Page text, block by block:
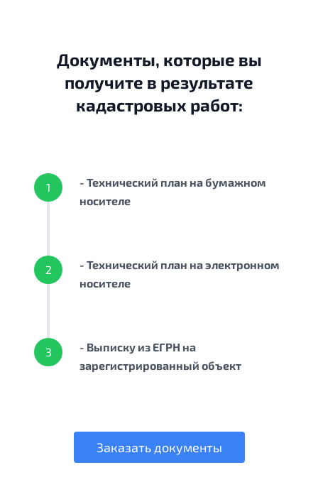
Документы, которые вы
получите в результате
кадастровых работ:
1
- Технический план на бумажном
носителе
2
- Технический план на электронном
носителе
3
- Выписку из ЕГРН на
зарегистрированный объект
Заказать документы